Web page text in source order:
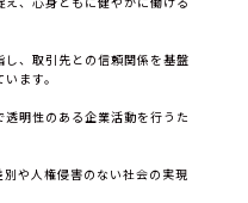
、取引先との信頼関係を基盤
ます。
明性のある企業活動を行うた
や人権侵害のない社会の実現